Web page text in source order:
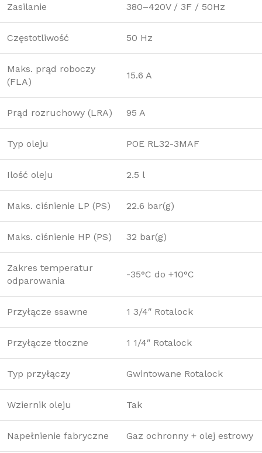
Zasilanie 380–420V / 3F / 50Hz
Częstotliwość 50 Hz
Maks. prąd roboczy
(FLA)
15.6 A
Prąd rozruchowy (LRA) 95 A
Typ oleju POE RL32-3MAF
Ilość oleju 2.5 l
Maks. ciśnienie LP (PS) 22.6 bar(g)
Maks. ciśnienie HP (PS) 32 bar(g)
Zakres temperatur
odparowania
-35°C do +10°C
Przyłącze ssawne 1 3/4″ Rotalock
Przyłącze tłoczne 1 1/4″ Rotalock
Typ przyłączy Gwintowane Rotalock
Wziernik oleju Tak
Napełnienie fabryczne Gaz ochronny + olej estrowy